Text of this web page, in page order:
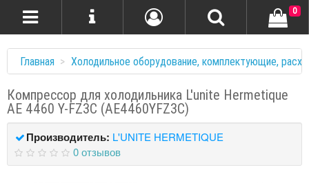
0
Главная Холодильное оборудование, комплектующие,
Компрессор для холодильника L'unite Hermetique
AE 4460 Y-FZ3C (AE4460YFZ3C)
Производитель: L'UNITE HERMETIQUE
0 отзывов